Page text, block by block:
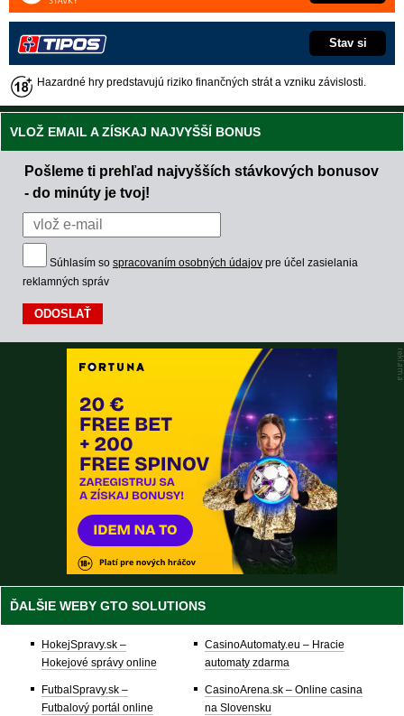
Stav si
Hazardné hry predstavujú riziko finančných strát a vzniku závislosti.
VLOŽ EMAIL A ZÍSKAJ NAJVYŠŠÍ BONUS
Pošleme ti prehľad najvyšších stávkových bonusov
- do minúty je tvoj!
Súhlasím so spracovaním osobných údajov pre účel zasielania
reklamných správ
ĎALŠIE WEBY GTO SOLUTIONS
HokejSpravy.sk –
Hokejové správy online
FutbalSpravy.sk –
Futbalový portál online
CasinoAutomaty.eu – Hracie
automaty zdarma
CasinoArena.sk – Online casina
na Slovensku